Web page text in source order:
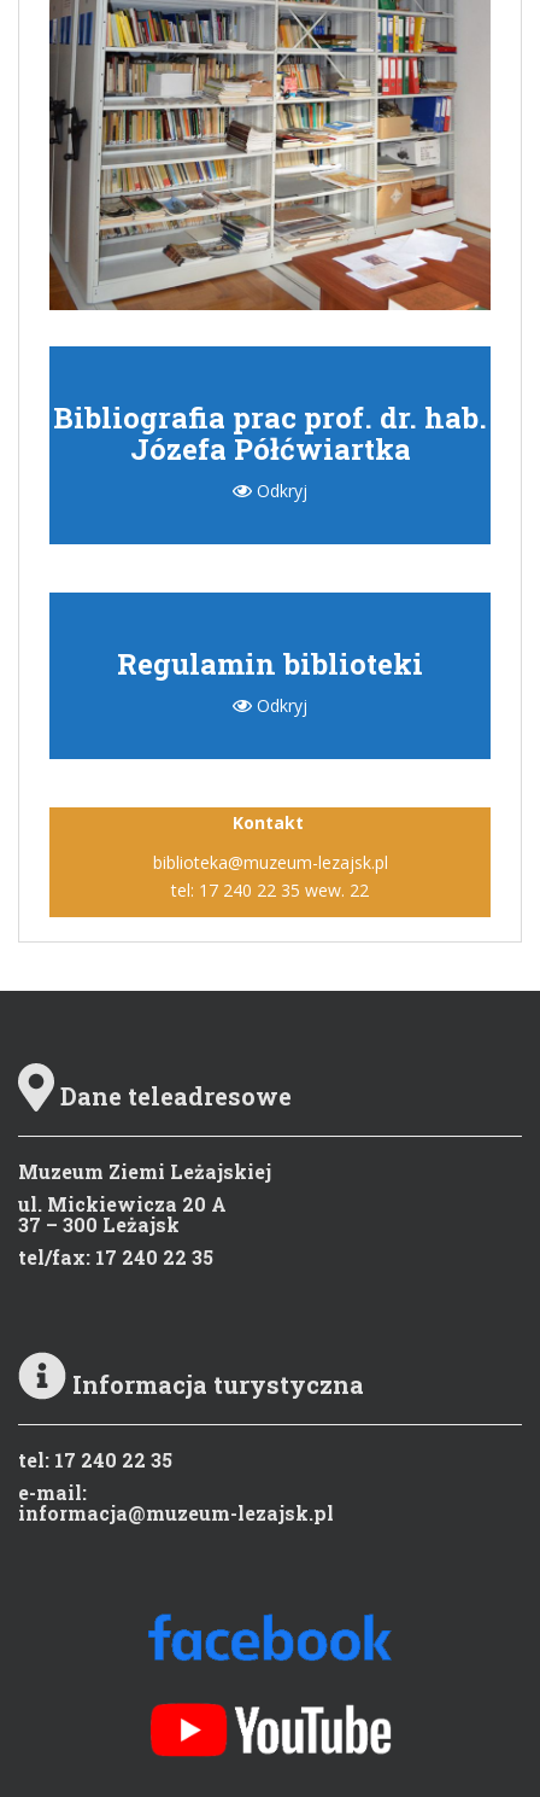
Bibliografia prac prof. dr. hab.
Józefa Półćwiartka
Odkryj
Regulamin biblioteki
Odkryj
Kontakt
biblioteka@muzeum-lezajsk.pl
tel: 17 240 22 35 wew. 22
Dane teleadresowe
Muzeum Ziemi Leżajskiej
ul. Mickiewicza 20 A
37 – 300 Leżajsk
tel/fax: 17 240 22 35
Informacja turystyczna
tel: 17 240 22 35
e-mail:
informacja@muzeum-lezajsk.pl